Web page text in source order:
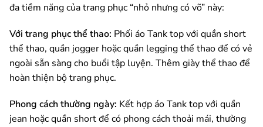
đa tiềm năng của trang phục “nhỏ nhưng có võ” này:
Với trang phục thể thao: Phối áo Tank top với quần short
thể thao, quần jogger hoặc quần legging thể thao để có vẻ
ngoài sẵn sàng cho buổi tập luyện. Thêm giày thể thao để
hoàn thiện bộ trang phục.
Phong cách thường ngày: Kết hợp áo Tank top với quần
jean hoặc quần short để có phong cách thoải mái, thường